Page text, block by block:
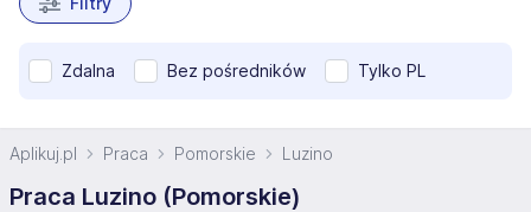
Zdalna Bez pośredników Tylko PL
Aplikuj.pl Praca Pomorskie Luzino
Praca Luzino (Pomorskie)